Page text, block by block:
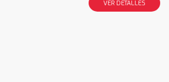
VER DETALLES